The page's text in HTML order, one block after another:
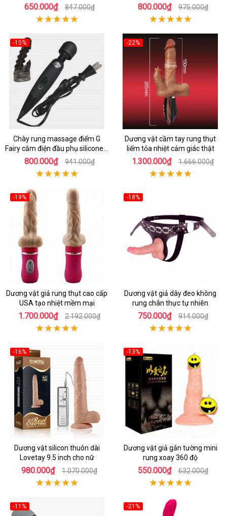
650.000₫ 847.000₫ 800.000₫ 975.000₫
-15%
Chày rung massage điểm G
Fairy cắm điện đầu phụ silicone y
tế an toàn
800.000₫ 941.000₫
-22%
Dương vật cầm tay rung thụt
liếm tỏa nhiệt cảm giác thật
1.300.000₫ 1.666.000₫
-19%
Dương vật giả rung thụt cao cấp
USA tạo nhiệt mềm mại
1.700.000₫ 2.192.000₫
-18%
Dương vật giả dây đeo không
rung chân thực tự nhiên
750.000₫ 914.000₫
-16%
Dương vật silicon thuôn dài
Lovetay 9.5 inch cho nữ
980.000₫ 1.070.000₫
-13%
Dương vật giả gắn tường mini
rung xoay 360 độ
550.000₫ 632.000₫
-11% -21%